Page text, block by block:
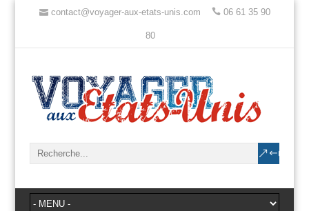
contact@voyager-aux-etats-unis.com 06 61 35 90
80